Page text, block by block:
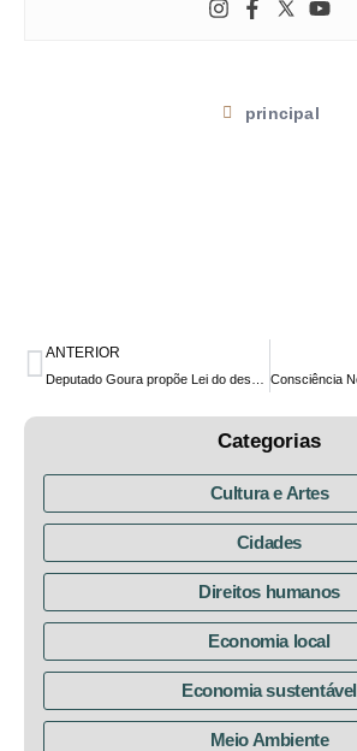
principal
ANTERIOR
Categorias
Cultura e Artes
Cidades
Direitos humanos
Economia local
Economia sustentável
Meio Ambiente